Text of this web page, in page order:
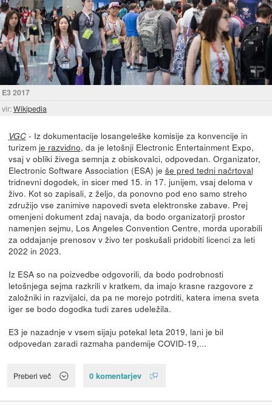
E3 2017
vir:Wikipedia
VGC- Iz dokumentacije losangeleške komisije za konvencije in
turizem je razvidno, da je letošnji Electronic Entertainment Expo,
vsaj v obliki živega semnja z obiskovalci, odpovedan. Organizator,
Electronic Software Association (ESA) je še pred tedni načrtoval
tridnevni dogodek, in sicer med 15. in 17. junijem, vsaj deloma v
živo. Kot so zapisali, z željo, da ponovno pod eno samo streho
združijo vse zanimive napovedi sveta elektronske zabave. Prej
omenjeni dokument zdaj navaja, da bodo organizatorji prostor
namenjen sejmu, Los Angeles Convention Centre, morda uporabili
za oddajanje prenosov v živo ter poskušali pridobiti licenci za leti
2022 in 2023.
Iz ESA so na poizvedbe odgovorili, da bodo podrobnosti
letošnjega sejma razkrili v kratkem, da imajo krasne razgovore z
založniki in razvijalci, da pa ne morejo potrditi, katera imena sveta
iger se bodo dogodka tudi zares udeležila.
E3 je nazadnje v vsem sijaju potekal leta 2019, lani je bil
odpovedan zaradi razmaha pandemije COVID-19,...
Preberi več 0 komentarjev